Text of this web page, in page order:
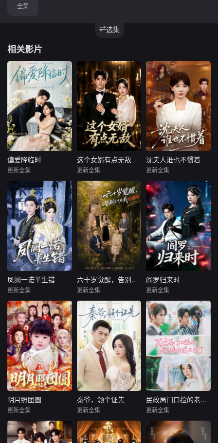
选集
全集
相关影片
偏爱降临时
暂无内容
偏爱降临时
更新全集
这个女婿有点无敌
暂无内容
这个女婿有点无敌
更新全集
沈夫人谁也不惯着
暂无内容
沈夫人谁也不惯着
更新全集
凤阙一诺半生错
暂无内容
凤阙一诺半生错
更新全集
六十岁觉醒，告别三十九载烂婚姻
暂无内容
六十岁觉醒，告别三十九载烂婚姻
更新全集
阎罗归来时
暂无内容
阎罗归来时
更新全集
明月照团圆
暂无内容
明月照团圆
更新全集
秦爷，领个证先
暂无内容
秦爷，领个证先
更新全集
民政局门口捡的老公身份藏不住了
暂无内容
民政局门口捡的老公身份藏不住了
更新全集